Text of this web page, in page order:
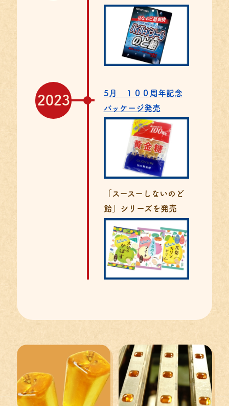
2023
5月 １００周年記念
パッケージ発売
「スースーしないのど
飴」シリーズを発売